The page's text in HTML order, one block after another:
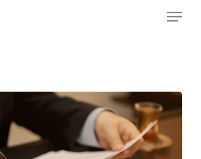
Menu